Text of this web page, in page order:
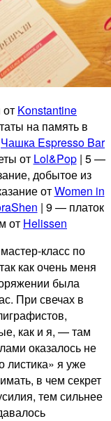
Konstantine
на память в
Чашка Espresso Bar
от Lol&Pop| 5 —
добытое из
отWomen in
| 9 — платок
от Helissen
класс по
как очень меня
была
При свечах в
как и я, — там
оказалось не
листика» я уже
в чем секрет
тем сильнее